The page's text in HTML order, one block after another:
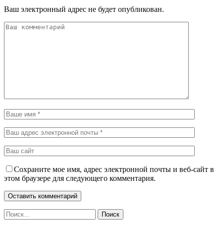
Ваш электронный адрес не будет опубликован.
Сохраните мое имя, адрес электронной почты и веб-сайт в
этом браузере для следующего комментария.